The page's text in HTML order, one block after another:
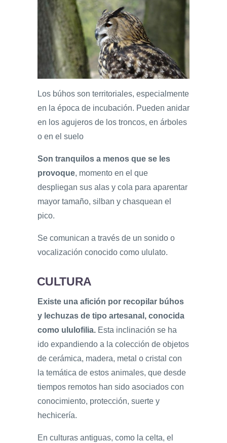
Los búhos son territoriales, especialmente
en la época de incubación. Pueden anidar
en los agujeros de los troncos, en árboles
o en el suelo
Son tranquilos a menos que se les
provoque, momento en el que
despliegan sus alas y cola para aparentar
mayor tamaño, silban y chasquean el
pico.
Se comunican a través de un sonido o
vocalización conocido como ululato.
CULTURA
Existe una afición por recopilar búhos
y lechuzas de tipo artesanal, conocida
como ululofilia. Esta inclinación se ha
ido expandiendo a la colección de objetos
de cerámica, madera, metal o cristal con
la temática de estos animales, que desde
tiempos remotos han sido asociados con
conocimiento, protección, suerte y
hechicería.
En culturas antiguas, como la celta, el